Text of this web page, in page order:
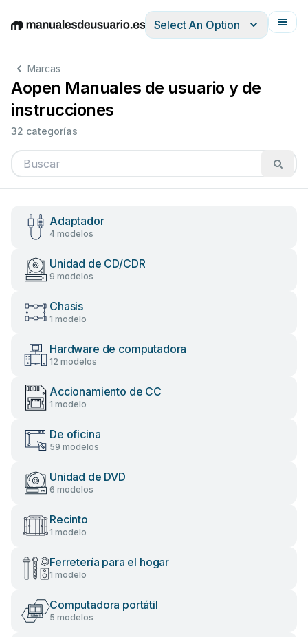
EnglishDeutschEspañolItalianoFrançais
Select An Option
Marcas
Aopen Manuales de usuario y de
instrucciones
32 categorías
Adaptador
4 modelos
Unidad de CD/CDR
9 modelos
Chasis
1 modelo
Hardware de computadora
12 modelos
Accionamiento de CC
1 modelo
De oficina
59 modelos
Unidad de DVD
6 modelos
Recinto
1 modelo
Ferretería para el hogar
1 modelo
Computadora portátil
5 modelos